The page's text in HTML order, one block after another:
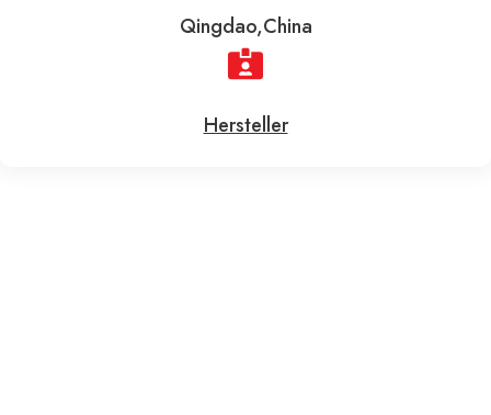
Qingdao,China
Hersteller